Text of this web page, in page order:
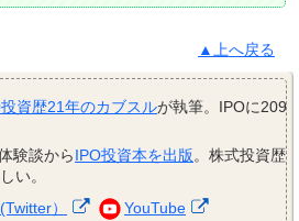
▲上へ戻る
資歴21年のカブスルが執筆。IPOに209
験談からIPO投資本を出版。株式投資歴
い。
） YouTube